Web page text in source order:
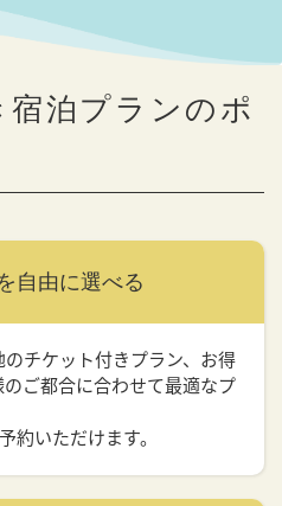
宿泊プランのポ
自由に選べる
チケット付きプラン、お得
ご都合に合わせて最適なプ
約いただけます。